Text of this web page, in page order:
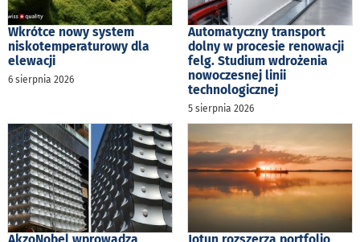
Wkrótce nowy system
niskotemperaturowy dla
elewacji
6 sierpnia 2026
Automatyczny transport
dolny w procesie renowacji
felg. Studium wdrożenia
nowoczesnej linii
technologicznej
5 sierpnia 2026